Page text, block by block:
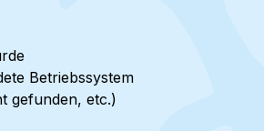
Betriebssystem
gefunden, etc.)